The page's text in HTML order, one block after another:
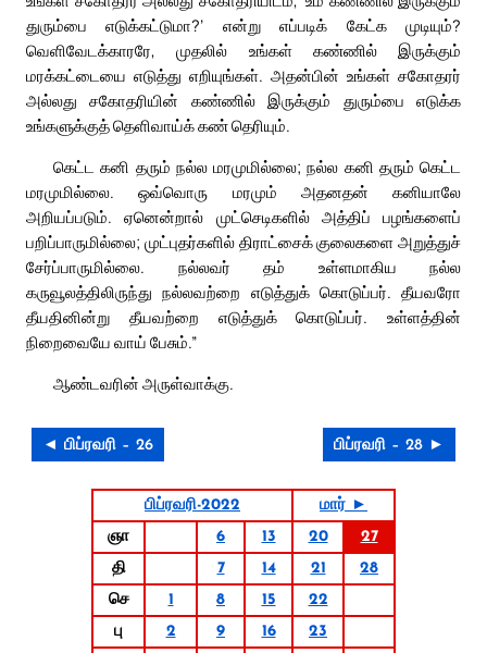
துரும்பை எடுக்கட்டுமா?’ என்று எப்படிக் கேட்க முடியும்?
வெளிவேடக்காரரே, முதலில் உங்கள் கண்ணில் இருக்கும்
மரக்கட்டையை எடுத்து எறியுங்கள். அதன்பின் உங்கள் சகோதரர்
அல்லது சகோதரியின் கண்ணில் இருக்கும் துரும்பை எடுக்க
உங்களுக்குத் தெளிவாய்க் கண் தெரியும்.
கெட்ட கனி தரும் நல்ல மரமுமில்லை; நல்ல கனி தரும் கெட்ட
மரமுமில்லை. ஒவ்வொரு மரமும் அதனதன் கனியாலே
அறியப்படும். ஏனென்றால் முட்செடிகளில் அத்திப் பழங்களைப்
பறிப்பாருமில்லை; முட்புதர்களில் திராட்சைக் குலைகளை அறுத்துச்
சேர்ப்பாருமில்லை. நல்லவர் தம் உள்ளமாகிய நல்ல
கருவூலத்திலிருந்து நல்லவற்றை எடுத்துக் கொடுப்பர். தீயவரோ
தீயதினின்று தீயவற்றை எடுத்துக் கொடுப்பர். உள்ளத்தின்
நிறைவையே வாய் பேசும்.”
ஆண்டவரின் அருள்வாக்கு.
◄ பிப்ரவரி – 26 பிப்ரவரி – 28 ►
பிப்ரவரி-2022
மார் ►
ஞா
6 13 20
27
தி
7 14 21
28
செ
1 8 15
22
பு
2 9 16
23